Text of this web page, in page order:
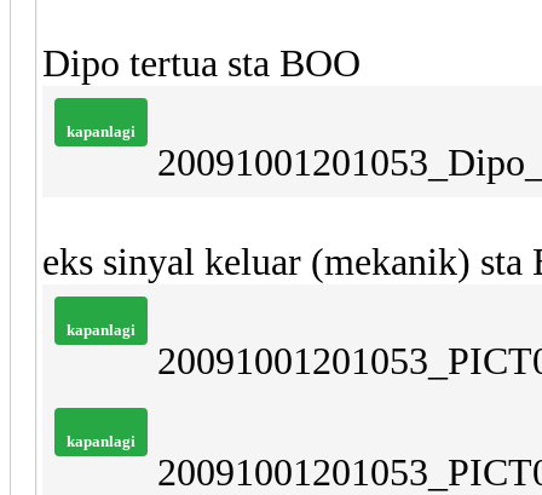
Dipo tertua sta BOO
kapanlagi
eks sinyal keluar (mekanik) sta
kapanlagi
kapanlagi